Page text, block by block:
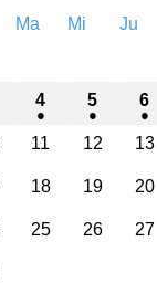
Ma Mi Ju
4 5 6
11 12 13
18 19 20
25 26 27